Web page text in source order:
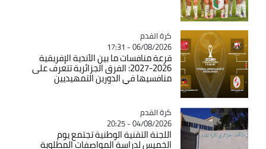
Catégorie
كرة القدم
06/08/2026 - 17:31
قرعة منافسات ما بين الأندية الإفريقية
2026-2027: الفرق الجزائرية تتعرف على
منافسيها في الدورين التمهيديين
Catégorie
كرة القدم
04/08/2026 - 20:25
اللجنة التقنية الوطنية تجتمع يوم
الخميس لدراسة المواصفات المطلوبة